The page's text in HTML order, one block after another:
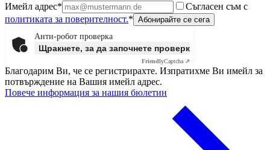
Имейл адрес*
Съгласен съм с
политиката за поверителност.*
Анти-робот проверка
Щракнете, за да започнете проверката
FriendlyCaptcha ⇗
Благодарим Ви, че се регистрирахте. Изпратихме Ви имейл за
потвърждение на Вашия имейл адрес.
Повече информация за нашия бюлетин